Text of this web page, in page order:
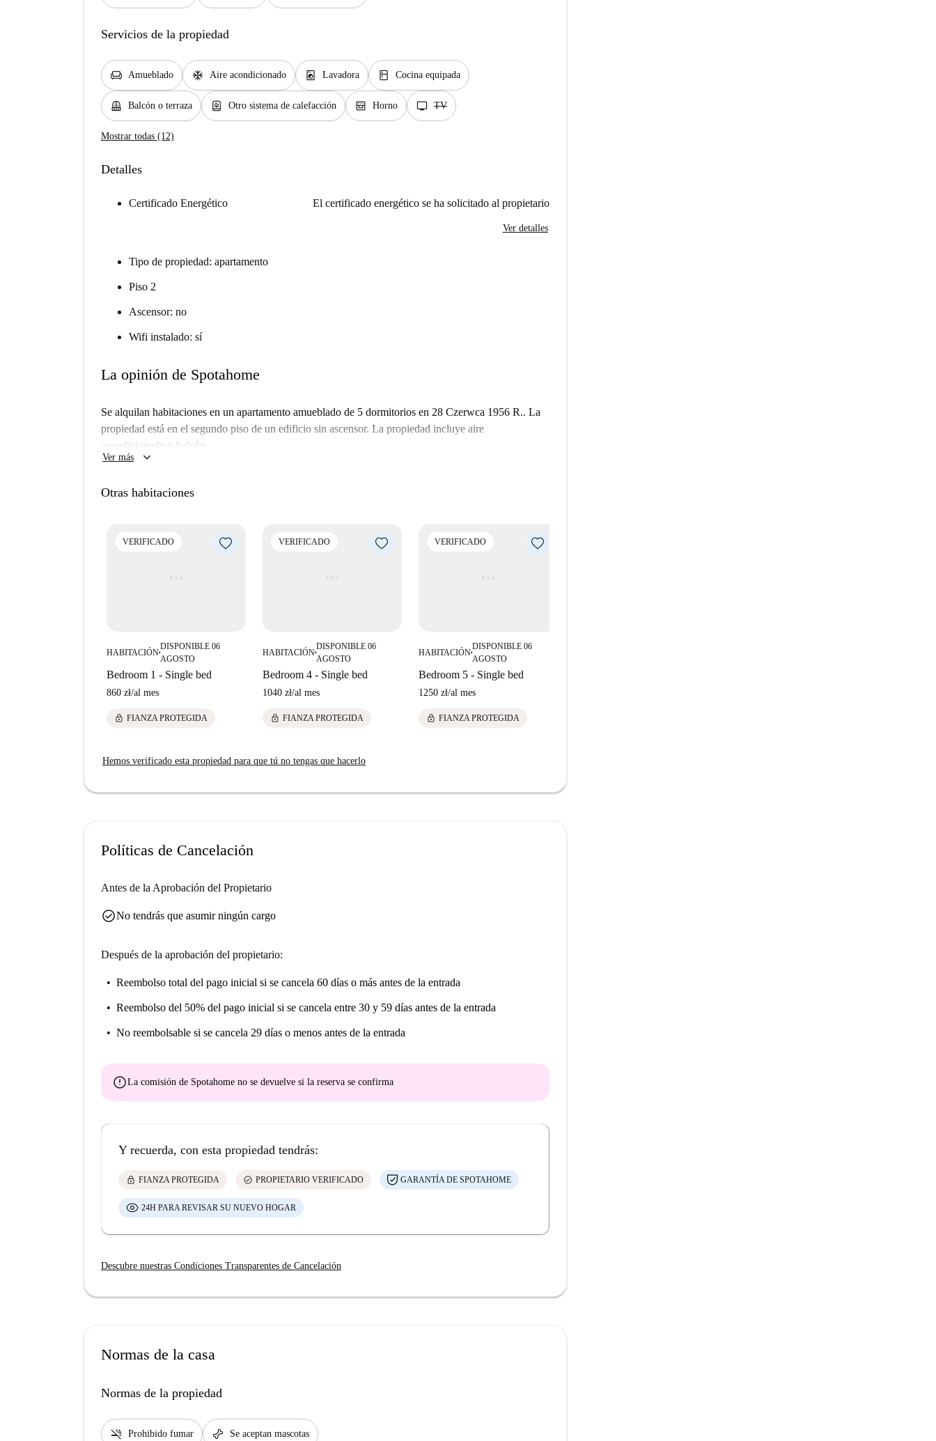
Servicios de la propiedad
chair Amueblado ac_unit Aire acondicionado local_laundry_service Lavadora kitchen Cocina equipada
balcony Balcón o terraza water_heater Otro sistema de calefacción oven_gen Horno tv TV
Mostrar todas (12)
Detalles
Certificado Energético El certificado energético se ha solicitado al propietario
Ver detalles
Tipo de propiedad: apartamento
Piso 2
Ascensor: no
Wifi instalado: sí
La opinión de Spotahome
Se alquilan habitaciones en un apartamento amueblado de 5 dormitorios en 28 Czerwca 1956 R.. La
propiedad está en el segundo piso de un edificio sin ascensor. La propiedad incluye aire
acondicionado y balcón.
Ver más keyboard_arrow_down
Otras habitaciones
VERIFICADO
HABITACIÓN■
DISPONIBLE 06
AGOSTO
Bedroom 1 - Single bed
860 zł/al mes
lock FIANZA PROTEGIDA
VERIFICADO
HABITACIÓN■
DISPONIBLE 06
AGOSTO
Bedroom 4 - Single bed
1040 zł/al mes
lock FIANZA PROTEGIDA
VERIFICADO
HABITACIÓN■
DISPONIBLE 06
AGOSTO
Bedroom 5 - Single bed
1250 zł/al mes
lock FIANZA PROTEGIDA
Hemos verificado esta propiedad para que tú no tengas que hacerlo
Políticas de Cancelación
Antes de la Aprobación del Propietario
check_circleNo tendrás que asumir ningún cargo
Después de la aprobación del propietario:
Reembolso total del pago inicial si se cancela 60 días o más antes de la entrada
Reembolso del 50% del pago inicial si se cancela entre 30 y 59 días antes de la entrada
No reembolsable si se cancela 29 días o menos antes de la entrada
errorLa comisión de Spotahome no se devuelve si la reserva se confirma
Y recuerda, con esta propiedad tendrás:
lock FIANZA PROTEGIDA check_circle PROPIETARIO VERIFICADO GARANTÍA DE SPOTAHOME
24H PARA REVISAR SU NUEVO HOGAR
Descubre nuestras Condiciones Transparentes de Cancelación
Normas de la casa
Normas de la propiedad
smoke_free Prohibido fumar pet_supplies Se aceptan mascotas